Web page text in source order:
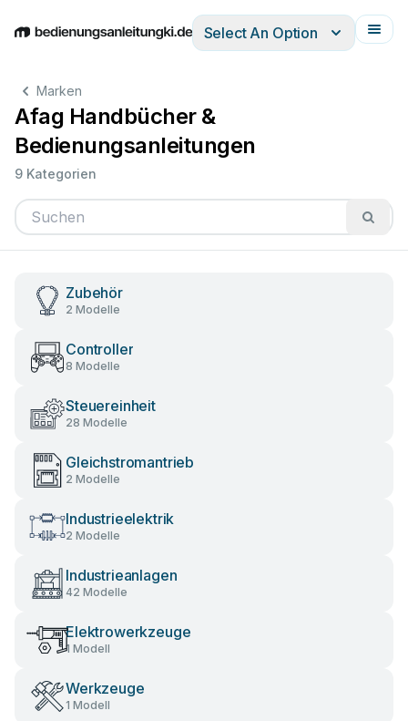
EnglishDeutschEspañolItalianoFrançais
Select An Option
Marken
Afag Handbücher &
Bedienungsanleitungen
9 Kategorien
Zubehör
2 Modelle
Controller
8 Modelle
Steuereinheit
28 Modelle
Gleichstromantrieb
2 Modelle
Industrieelektrik
2 Modelle
Industrieanlagen
42 Modelle
Elektrowerkzeuge
1 Modell
Werkzeuge
1 Modell